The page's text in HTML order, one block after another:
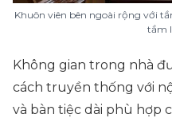
Khuôn viên bên ngoài rộng với
tầm
Không gian trong nhà
cách truyền thống với
và bàn tiệc dài phù hợp